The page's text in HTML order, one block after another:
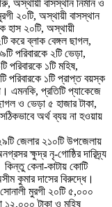
অস্থায়ী বাসস্থান নির্মান ও
২০টি, অস্থায়ী বাসস্থান
হাস ২০টি, অস্থায়ী
করে ব্লাক বেঙ্গল ছাগল,
পরিবারকে ২টি ভেড়া,
পরিবারকে ১টি মহিষ,
পরিবারকে ১টি প্রাপ্ত বয়স্ক
এমনকি, প্রতিটি প্যাকেজে
ও ভেড়া ৫ হাজার টাকা,
অর্থ ব্যয় না হওয়ায়
জেলার ২১০টি উপজেলায়
ক্ষুদ্র নৃ-গোষ্ঠির দারিদ্র্য
কিন্তু কেনা-কাটায় কোটি
কুমার দাসের বিরুদ্ধে।
মুরগী ২০টি ৫,০০০
১২,০০০ টাকা ও মহিষ